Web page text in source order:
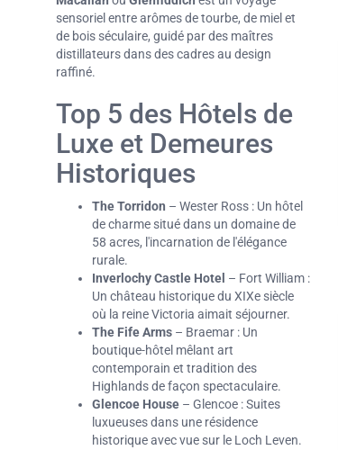
sensoriel entre arômes de tourbe, de miel et
de bois séculaire, guidé par des maîtres
distillateurs dans des cadres au design
raffiné.
Top 5 des Hôtels de
Luxe et Demeures
Historiques
The Torridon – Wester Ross : Un hôtel
de charme situé dans un domaine de
58 acres, l'incarnation de l'élégance
rurale.
Inverlochy Castle Hotel – Fort William :
Un château historique du XIXe siècle
où la reine Victoria aimait séjourner.
The Fife Arms – Braemar : Un
boutique-hôtel mêlant art
contemporain et tradition des
Highlands de façon spectaculaire.
Glencoe House – Glencoe : Suites
luxueuses dans une résidence
historique avec vue sur le Loch Leven.